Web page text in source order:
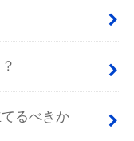
るべきか